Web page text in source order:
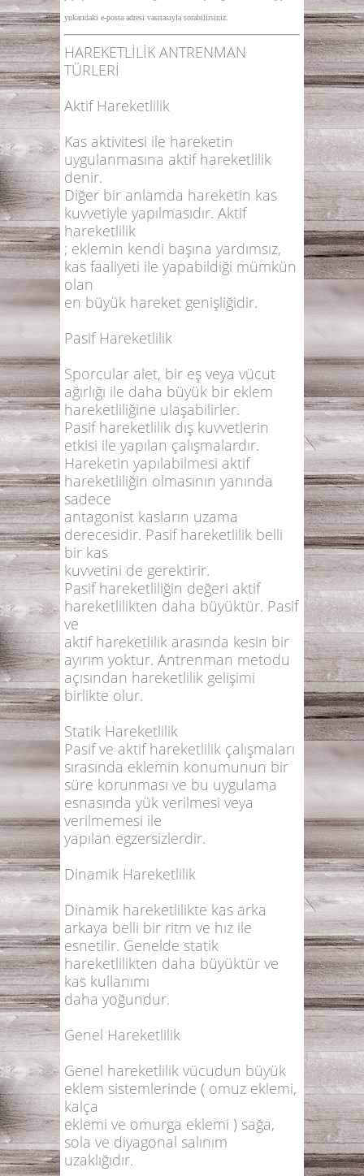
yukarıdaki e-posta adresi vasıtasıyla sorabilirsiniz.
HAREKETLİLİK ANTRENMAN
TÜRLERİ
Aktif Hareketlilik
Kas aktivitesi ile hareketin
uygulanmasına aktif hareketlilik
denir.
Diğer bir anlamda hareketin kas
kuvvetiyle yapılmasıdır. Aktif
hareketlilik
; eklemin kendi başına yardımsız,
kas faaliyeti ile yapabildiği mümkün
olan
en büyük hareket genişliğidir.
Pasif Hareketlilik
Sporcular alet, bir eş veya vücut
ağırlığı ile daha büyük bir eklem
hareketliliğine ulaşabilirler.
Pasif hareketlilik dış kuvvetlerin
etkisi ile yapılan çalışmalardır.
Hareketin yapılabilmesi aktif
hareketliliğin olmasının yanında
sadece
antagonist kasların uzama
derecesidir. Pasif hareketlilik belli
bir kas
kuvvetini de gerektirir.
Pasif hareketliliğin değeri aktif
hareketlilikten daha büyüktür. Pasif
ve
aktif hareketlilik arasında kesin bir
ayırım yoktur. Antrenman metodu
açısından hareketlilik gelişimi
birlikte olur.
Statik Hareketlilik
Pasif ve aktif hareketlilik çalışmaları
sırasında eklemin konumunun bir
süre korunması ve bu uygulama
esnasında yük verilmesi veya
verilmemesi ile
yapılan egzersizlerdir.
Dinamik Hareketlilik
Dinamik hareketlilikte kas arka
arkaya belli bir ritm ve hız ile
esnetilir. Genelde statik
hareketlilikten daha büyüktür ve
kas kullanımı
daha yoğundur.
Genel Hareketlilik
Genel hareketlilik vücudun büyük
eklem sistemlerinde ( omuz eklemi,
kalça
eklemi ve omurga eklemi ) sağa,
sola ve diyagonal salınım
uzaklığıdır.